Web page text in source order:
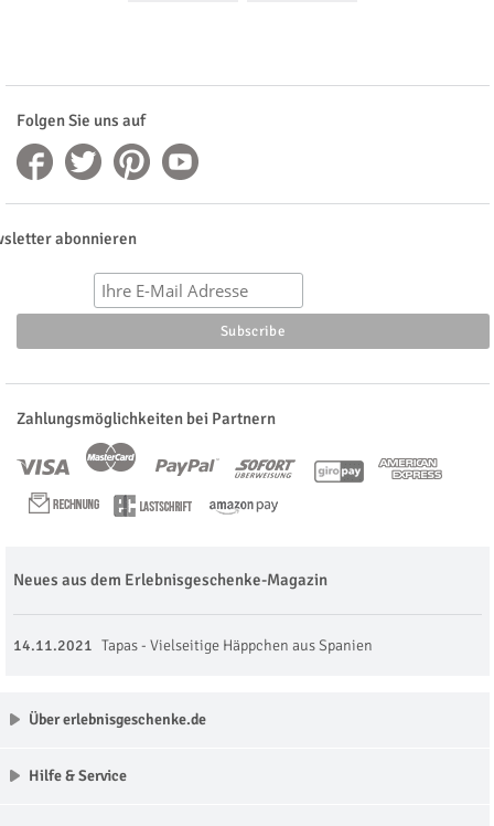
Folgen Sie uns auf
abonnieren
Zahlungsmöglichkeiten bei Partnern
Neues aus dem Erlebnisgeschenke-Magazin
14.11.2021 Tapas - Vielseitige Häppchen aus Spanien
Über erlebnisgeschenke.de
Hilfe & Service